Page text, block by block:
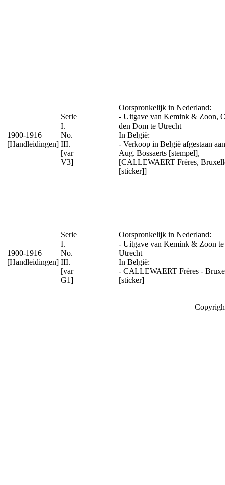
1900-1916
[Handleidingen]
Serie
I.
No.
III.
[var
V3]
Oorspronkelijk in Nederland:
- Uitgave van Kemink & Zoon,
den Dom te Utrecht
In België:
- Verkoop in België afgestaan aan
Aug. Bossaerts [stempel],
[CALLEWAERT Frères,
[sticker]]
1900-1916
[Handleidingen]
Serie
I.
No.
III.
[var
G1]
Oorspronkelijk in Nederland:
- Uitgave van Kemink & Zoon te
Utrecht
In België:
- CALLEWAERT Frères -
[sticker]